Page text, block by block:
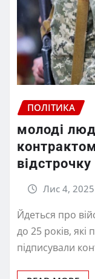
ПОЛІТИКА
молоді
Лис 4, 2025
Йдеться про
до 25 років, які
підписували